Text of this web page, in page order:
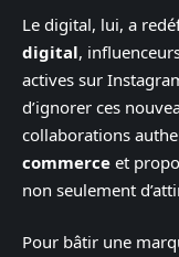
Le digital, lui, a
digital,
actives sur
d’ignorer ces
collaborations
commerce et
non seulement
Pour bâtir une